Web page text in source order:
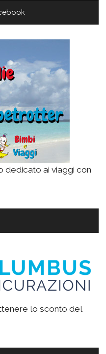
dedicato ai viaggi con
lo sconto del